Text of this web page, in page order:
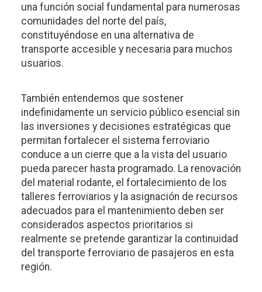
una función social fundamental para numerosas
comunidades del norte del país,
constituyéndose en una alternativa de
transporte accesible y necesaria para muchos
usuarios.
También entendemos que sostener
indefinidamente un servicio público esencial sin
las inversiones y decisiones estratégicas que
permitan fortalecer el sistema ferroviario
conduce a un cierre que a la vista del usuario
pueda parecer hasta programado. La renovación
del material rodante, el fortalecimiento de los
talleres ferroviarios y la asignación de recursos
adecuados para el mantenimiento deben ser
considerados aspectos prioritarios si
realmente se pretende garantizar la continuidad
del transporte ferroviario de pasajeros en esta
región.